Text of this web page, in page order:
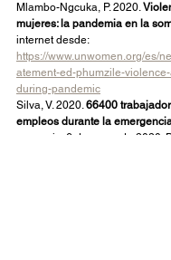
Mlambo-Ngcuka, P. 2020.
mujeres: la pandemia en la
internet desde:
https://www.unwomen.org/es/
atement-ed-phumzile-
during-pandemic
Silva, V. 2020. 66400
empleos durante la
comercio. 6 de mayo de 2020.